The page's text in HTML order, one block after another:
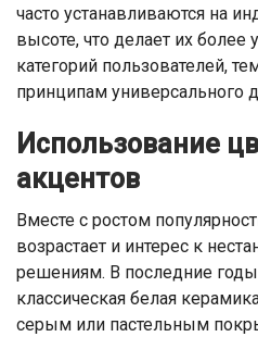
часто устанавливаются на
высоте, что делает их
категорий пользователей,
принципам универсального
Использование
акцентов
Вместе с ростом
возрастает и интерес к
решениям. В последние
классическая белая
серым или пастельным